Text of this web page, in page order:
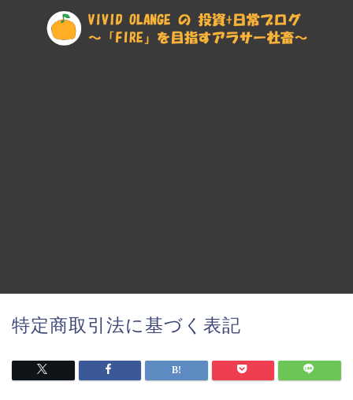
特定商取引法に基づく表記